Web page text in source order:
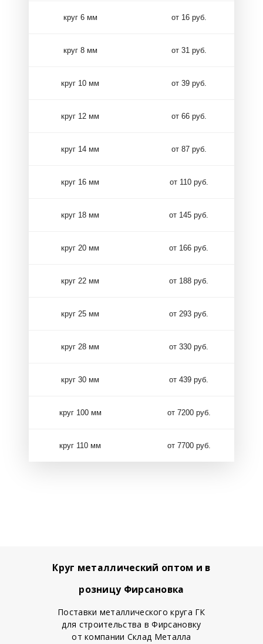
круг 6 мм от 16 руб.
круг 8 мм от 31 руб.
круг 10 мм от 39 руб.
круг 12 мм от 66 руб.
круг 14 мм от 87 руб.
круг 16 мм от 110 руб.
круг 18 мм от 145 руб.
круг 20 мм от 166 руб.
круг 22 мм от 188 руб.
круг 25 мм от 293 руб.
круг 28 мм от 330 руб.
круг 30 мм от 439 руб.
круг 100 мм от 7200 руб.
круг 110 мм от 7700 руб.
Круг металлический оптом и в
розницу Фирсановка
Поставки металлического круга ГК
для строительства в Фирсановку
от компании Склад Металла